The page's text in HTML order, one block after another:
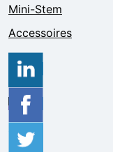
Mini-Stem
Accessoires